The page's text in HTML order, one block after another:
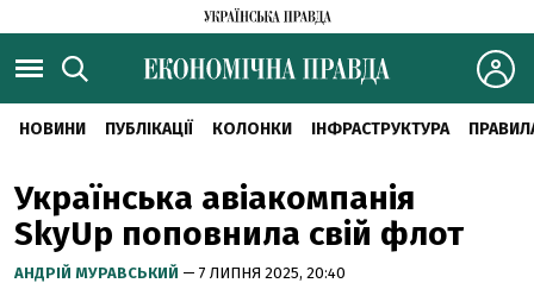
НОВИНИ ПУБЛІКАЦІЇ КОЛОНКИ ІНФРАСТРУКТУРА
Українська авіакомпанія
SkyUp поповнила свій флот
АНДРІЙ МУРАВСЬКИЙ — 7 ЛИПНЯ 2025, 20:40